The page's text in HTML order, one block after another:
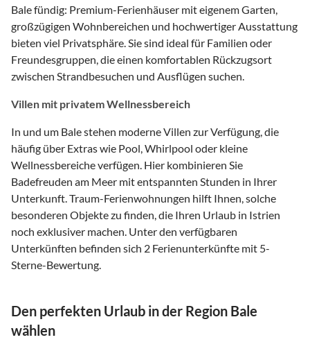
Bale fündig: Premium-Ferienhäuser mit eigenem Garten,
großzügigen Wohnbereichen und hochwertiger Ausstattung
bieten viel Privatsphäre. Sie sind ideal für Familien oder
Freundesgruppen, die einen komfortablen Rückzugsort
zwischen Strandbesuchen und Ausflügen suchen.
Villen mit privatem Wellnessbereich
In und um Bale stehen moderne Villen zur Verfügung, die
häufig über Extras wie Pool, Whirlpool oder kleine
Wellnessbereiche verfügen. Hier kombinieren Sie
Badefreuden am Meer mit entspannten Stunden in Ihrer
Unterkunft. Traum-Ferienwohnungen hilft Ihnen, solche
besonderen Objekte zu finden, die Ihren Urlaub in Istrien
noch exklusiver machen. Unter den verfügbaren
Unterkünften befinden sich 2 Ferienunterkünfte mit 5-
Sterne-Bewertung.
Den perfekten Urlaub in der Region Bale
wählen